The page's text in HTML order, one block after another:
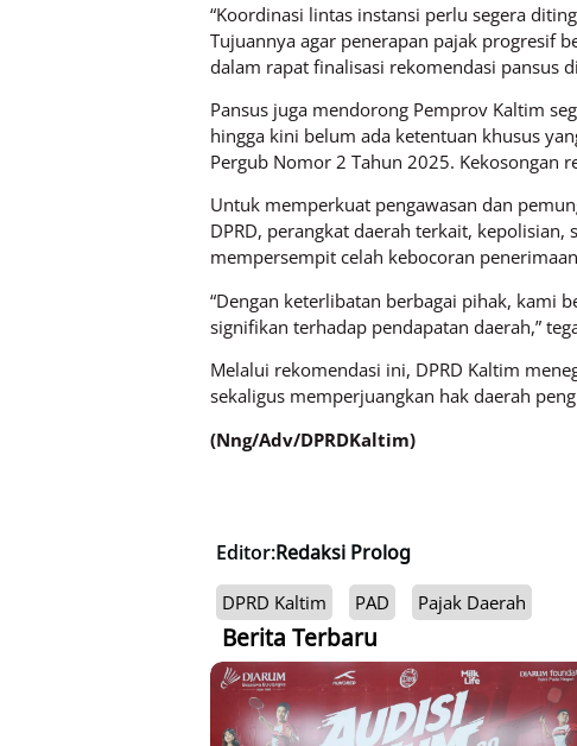
“Koordinasi lintas instansi perlu segera
Tujuannya agar penerapan pajak progresif
dalam rapat finalisasi rekomendasi pansus
Pansus juga mendorong Pemprov Kaltim
hingga kini belum ada ketentuan khusus
Pergub Nomor 2 Tahun 2025. Kekosongan
Untuk memperkuat pengawasan dan
DPRD, perangkat daerah terkait,
mempersempit celah kebocoran
“Dengan keterlibatan berbagai pihak, kami
signifikan terhadap pendapatan daerah,”
Melalui rekomendasi ini, DPRD Kaltim
sekaligus memperjuangkan hak daerah
(Nng/Adv/DPRDKaltim)
Editor:Redaksi Prolog
DPRD Kaltim PAD Pajak Daerah
Berita Terbaru